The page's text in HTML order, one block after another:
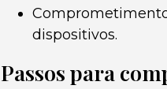
dispositivos.
Passos para